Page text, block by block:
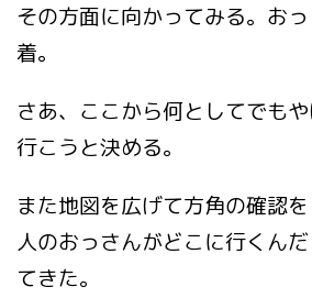
その方面に向かってみる。お
着。
さあ、ここから何としてでも
行こうと決める。
また地図を広げて方角の確認
人のおっさんがどこに行くん
てきた。